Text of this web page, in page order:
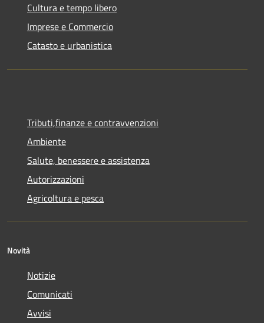
Cultura e tempo libero
Imprese e Commercio
Catasto e urbanistica
Tributi,finanze e contravvenzioni
Ambiente
Salute, benessere e assistenza
Autorizzazioni
Agricoltura e pesca
Novità
Notizie
Comunicati
Avvisi